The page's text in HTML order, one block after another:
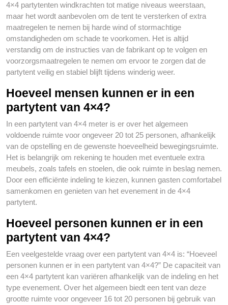
4×4 partytenten windkrachten tot matige niveaus weerstaan,
maar het wordt aanbevolen om de tent te versterken of extra
maatregelen te nemen bij harde wind of stormachtige
omstandigheden om schade te voorkomen. Het is altijd
verstandig om de instructies van de fabrikant op te volgen en
voorzorgsmaatregelen te nemen om ervoor te zorgen dat de
partytent veilig en stabiel blijft tijdens winderig weer.
Hoeveel mensen kunnen er in een
partytent van 4×4?
In een partytent van 4×4 meter is er over het algemeen
voldoende ruimte voor ongeveer 20 tot 25 personen, afhankelijk
van de opstelling en de gewenste hoeveelheid bewegingsruimte.
Het is belangrijk om rekening te houden met eventuele extra
meubels, zoals tafels en stoelen, die ook ruimte in beslag nemen.
Door een efficiënte indeling te kiezen, kunnen gasten comfortabel
samenkomen en genieten van het evenement in de 4×4
partytent.
Hoeveel personen kunnen er in een
partytent van 4×4?
Een veelgestelde vraag over een partytent van 4×4 is: “Hoeveel
personen kunnen er in een partytent van 4×4?” De capaciteit van
een 4×4 partytent kan variëren afhankelijk van de indeling en het
type evenement. Over het algemeen biedt een tent van deze
grootte ruimte voor ongeveer 16 tot 20 personen bij gebruik van